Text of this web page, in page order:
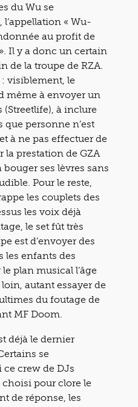
du Wu se
« Wu-
au profit de
Il y a donc un certain
de la troupe de RZA.
visiblement, le
même à envoyer un
(Streetlife), à inclure
personne n’est
à ne pas effectuer de
la prestation de GZA
ses lèvres sans
Pour le reste,
les couplets des
les voix déjà
le set fût très
est d’envoyer des
les enfants des
plan musical l’âge
autant essayer de
du foutage de
MF Doom.
déjà le dernier
se
crew de DJs
choisi pour clore le
de réponse, les